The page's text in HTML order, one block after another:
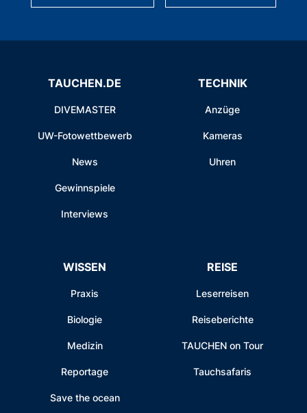
TAUCHEN.DE
DIVEMASTER
UW-Fotowettbewerb
News
Gewinnspiele
Interviews
TECHNIK
Anzüge
Kameras
Uhren
WISSEN
Praxis
Biologie
Medizin
Reportage
Save the ocean
REISE
Leserreisen
Reiseberichte
TAUCHEN on Tour
Tauchsafaris